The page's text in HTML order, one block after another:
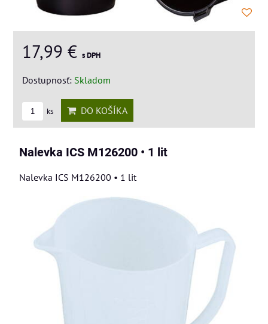
17,99 € s DPH
Dostupnosť: Skladom
ks DO KOŠÍKA
Nalevka ICS M126200 • 1 lit
Nalevka ICS M126200 • 1 lit